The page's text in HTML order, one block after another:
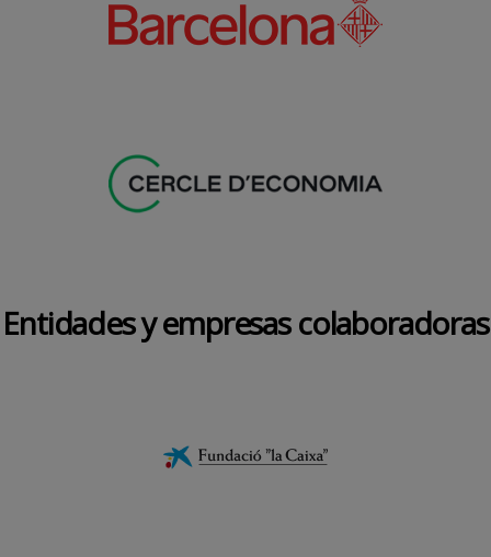
Entidades y empresas colaboradoras